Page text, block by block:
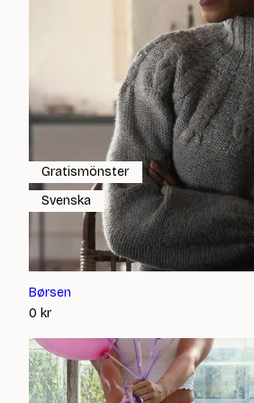
Børsen
0 kr
Gratismönster
Svenska